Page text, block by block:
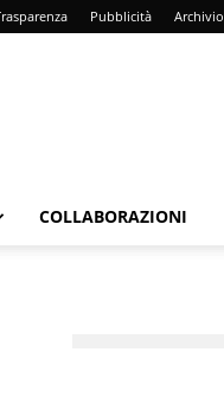
Pubblicità Archivio
COLLABORAZIONI